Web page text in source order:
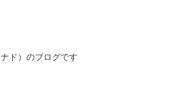
ド）のブログです